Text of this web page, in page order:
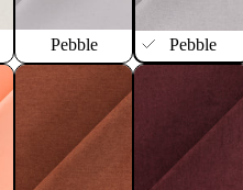
Pebble
Pebble